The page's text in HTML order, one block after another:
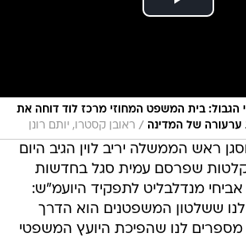
הגבול: בית המשפט המחוזי מרכז לוד דוחה את
ערעורה של המדינה / ראובן קסטרו, יותם רונן
ראש הממשלה יריב לוין הגיב היום
שפרסם עמית סגל בחדשות
של אביחי מנדלבליט לתפקיד היועמ"ש:
ששלטון המשפטנים הוא הדרך
מספרים לנו שהפיכת היועץ המשפטי